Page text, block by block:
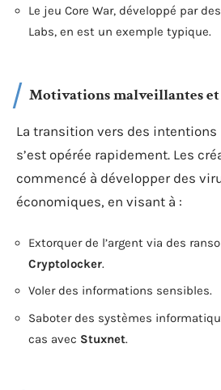
Le jeu Core War, développé par
Labs, en est un exemple typique.
Motivations malveillantes et
La transition vers des
s’est opérée rapidement. Les
commencé à développer des
économiques, en visant à :
Extorquer de l’argent via des
Cryptolocker.
Voler des informations sensibles.
Saboter des systèmes
cas avec Stuxnet.